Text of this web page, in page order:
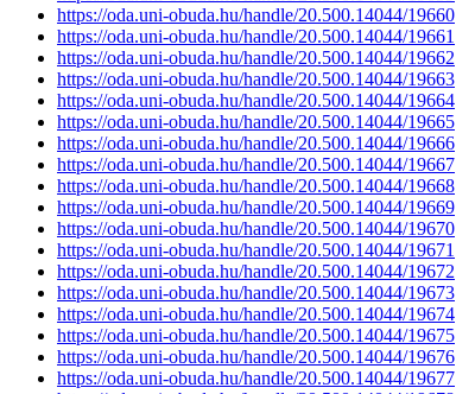
https://oda.uni-obuda.hu/handle/20.500.14044/19660
https://oda.uni-obuda.hu/handle/20.500.14044/19661
https://oda.uni-obuda.hu/handle/20.500.14044/19662
https://oda.uni-obuda.hu/handle/20.500.14044/19663
https://oda.uni-obuda.hu/handle/20.500.14044/19664
https://oda.uni-obuda.hu/handle/20.500.14044/19665
https://oda.uni-obuda.hu/handle/20.500.14044/19666
https://oda.uni-obuda.hu/handle/20.500.14044/19667
https://oda.uni-obuda.hu/handle/20.500.14044/19668
https://oda.uni-obuda.hu/handle/20.500.14044/19669
https://oda.uni-obuda.hu/handle/20.500.14044/19670
https://oda.uni-obuda.hu/handle/20.500.14044/19671
https://oda.uni-obuda.hu/handle/20.500.14044/19672
https://oda.uni-obuda.hu/handle/20.500.14044/19673
https://oda.uni-obuda.hu/handle/20.500.14044/19674
https://oda.uni-obuda.hu/handle/20.500.14044/19675
https://oda.uni-obuda.hu/handle/20.500.14044/19676
https://oda.uni-obuda.hu/handle/20.500.14044/19677